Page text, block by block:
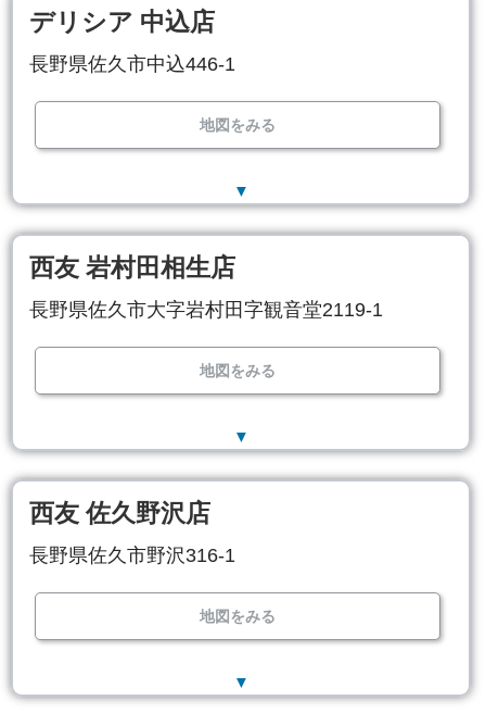
デリシア 中込店
長野県佐久市中込446-1
地図をみる
▼
西友 岩村田相生店
長野県佐久市大字岩村田字観音堂2119-1
地図をみる
▼
西友 佐久野沢店
長野県佐久市野沢316-1
地図をみる
▼